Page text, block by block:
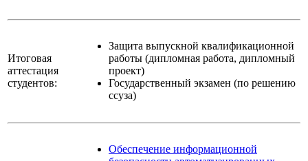
Итоговая
аттестация
студентов:
Защита выпускной квалификационной
работы (дипломная работа, дипломный
проект)
Государственный экзамен (по решению
ссуза)
Обеспечение информационной